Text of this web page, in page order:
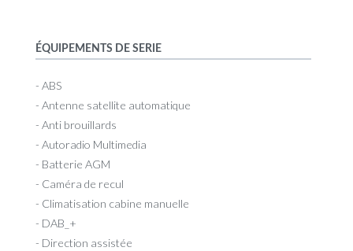
ÉQUIPEMENTS DE SERIE
- ABS
- Antenne satellite automatique
- Anti brouillards
- Autoradio Multimedia
- Batterie AGM
- Caméra de recul
- Climatisation cabine manuelle
- DAB_+
- Direction assistée